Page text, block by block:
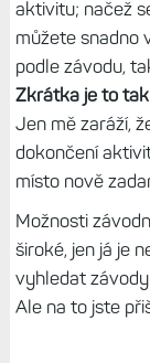
aktivitu; načež
můžete snadno
podle závodu,
Zkrátka je to
Jen mě zaráží,
dokončení
místo nově
Možnosti
široké, jen já je
vyhledat
Ale na to jste